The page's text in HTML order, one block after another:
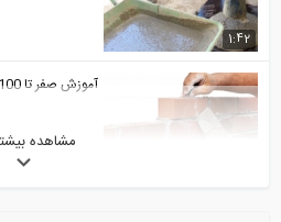
1:42
آموزش صفر تا 100 دیوار چینی با مصالح...
مشاهده